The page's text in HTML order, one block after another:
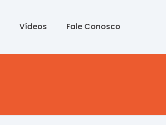
Vídeos Fale Conosco